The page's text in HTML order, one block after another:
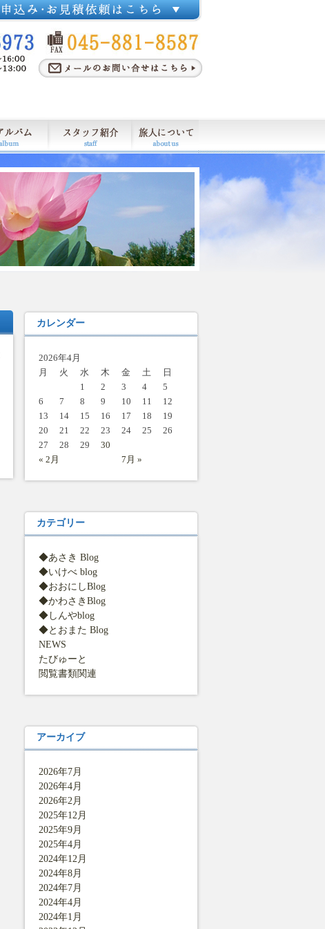
カレンダー
2026年4月
月
火 水 木 金 土 日
« 2月 7月 »
1 2 3 4
5
6
7 8 9 10 11
12
13
14 15 16 17 18
19
20
21 22 23 24 25
26
27
28 29 30
カテゴリー
◆あさき Blog
◆いけべ blog
◆おおにしBlog
◆かわさきBlog
◆しんやblog
◆とおまた Blog
NEWS
たびゅーと
閲覧書類関連
アーカイブ
2026年7月
2026年4月
2026年2月
2025年12月
2025年9月
2025年4月
2024年12月
2024年8月
2024年7月
2024年4月
2024年1月